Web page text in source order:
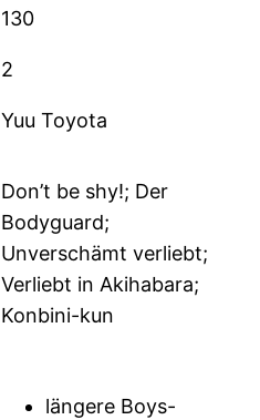
130
2
Yuu Toyota
Don’t be shy!; Der
Bodyguard;
Unverschämt verliebt;
Verliebt in Akihabara;
Konbini-kun
längere Boys-